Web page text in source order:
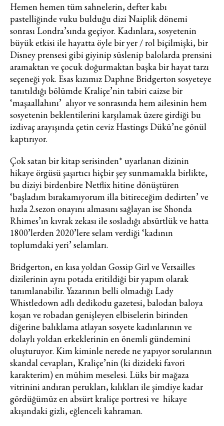
Hemen hemen tüm sahnelerin, defter kabı
pastelliğinde vuku bulduğu dizi Naiplik dönemi
sonrası Londra’sında geçiyor. Kadınlara, sosyetenin
büyük etkisi ile hayatta öyle bir yer / rol biçilmişki, bir
Disney prensesi gibi giyinip süslenip balolarda prensini
aramaktan ve çocuk doğurmaktan başka bir hayat tarzı
seçeneği yok. Esas kızımız Daphne Bridgerton sosyeteye
tanıtıldığı bölümde Kraliçe’nin tabiri caizse bir
‘maşaallahını’ alıyor ve sonrasında hem ailesinin hem
sosyetenin beklentilerini karşılamak üzere girdiği bu
izdivaç arayışında çetin ceviz Hastings Dükü’ne gönül
kaptırıyor.
Çok satan bir kitap serisinden* uyarlanan dizinin
hikaye örgüsü şaşırtıcı hiçbir şey sunmamakla birlikte,
bu diziyi birdenbire Netflix hitine dönüştüren
‘başladım bırakamıyorum illa bitireceğim dedirten’ ve
hızla 2.sezon onayını almasını sağlayan ise Shonda
Rhimes’ın kıvrak zekası ile sosladığı absürtlük ve hatta
1800’lerden 2020’lere selam verdiği ‘kadının
toplumdaki yeri’ selamları.
Bridgerton, en kısa yoldan Gossip Girl ve Versailles
dizilerinin aynı potada eritildiği bir yapım olarak
tanımlanabilir. Yazarının belli olmadığı Lady
Whistledown adlı dedikodu gazetesi, balodan baloya
koşan ve robadan genişleyen elbiselerin birinden
diğerine balıklama atlayan sosyete kadınlarının ve
dolaylı yoldan erkeklerinin en önemli gündemini
oluşturuyor. Kim kiminle nerede ne yapıyor sorularının
skandal cevapları, Kraliçe’nin (ki dizideki favori
karakterim) en mühim meselesi. Lüks bir mağaza
vitrinini andıran perukları, kılıkları ile şimdiye kadar
gördüğümüz en absürt kraliçe portresi ve hikaye
akışındaki gizli, eğlenceli kahraman.